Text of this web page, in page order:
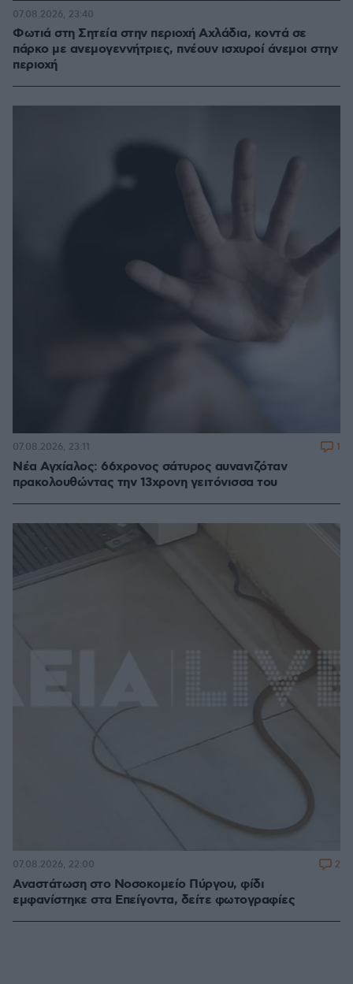
Φωτιά στη Σητεία στην περιοχή Αχλάδια, κοντά σε
πάρκο με ανεμογεννήτριες, πνέουν ισχυροί άνεμοι στην
περιοχή
07.08.2026, 23:40
Νέα Αγχίαλος: 66χρονος σάτυρος αυνανιζόταν
πρακολουθώντας την 13χρονη γειτόνισσα του
07.08.2026, 23:11 1
Αναστάτωση στο Νοσοκομείο Πύργου, φίδι
εμφανίστηκε στα Επείγοντα, δείτε φωτογραφίες
07.08.2026, 22:00 2